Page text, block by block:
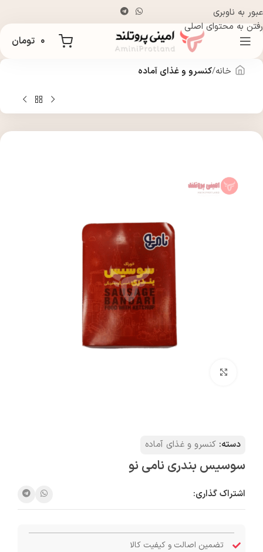
عبور به ناوبری
رفتن به محتوای اصلی
۰ تومان
خانه کنسرو و غذای آماده
دسته: کنسرو و غذای آماده
سوسیس بندری نامی نو
اشتراک گذاری:
تضمین اصالت و کیفیت کالا